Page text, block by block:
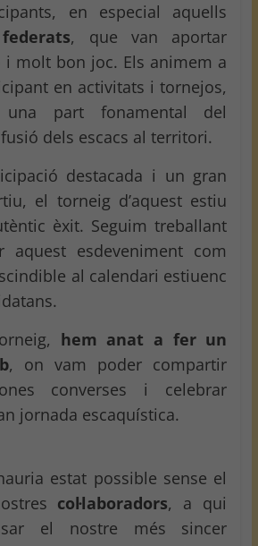
en especial aquells
, que van aportar
i molt bon joc. Els animem a
en activitats i tornejos,
part fonamental del
dels escacs al territori.
destacada i un gran
el torneig d’aquest estiu
èxit. Seguim treballant
aquest esdeveniment com
al calendari estiuenc
hem anat a fer un
, on vam poder compartir
converses i celebrar
jornada escaquística.
estat possible sense el
col·laboradors, a qui
el nostre més sincer